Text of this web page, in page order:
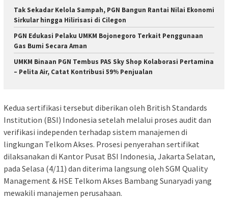
Tak Sekadar Kelola Sampah, PGN Bangun Rantai Nilai Ekonomi
Sirkular hingga Hilirisasi di Cilegon
PGN Edukasi Pelaku UMKM Bojonegoro Terkait Penggunaan
Gas Bumi Secara Aman
UMKM Binaan PGN Tembus PAS Sky Shop Kolaborasi Pertamina
– Pelita Air, Catat Kontribusi 59% Penjualan
Kedua sertifikasi tersebut diberikan oleh British Standards
Institution (BSI) Indonesia setelah melalui proses audit dan
verifikasi independen terhadap sistem manajemen di
lingkungan Telkom Akses. Prosesi penyerahan sertifikat
dilaksanakan di Kantor Pusat BSI Indonesia, Jakarta Selatan,
pada Selasa (4/11) dan diterima langsung oleh SGM Quality
Management & HSE Telkom Akses Bambang Sunaryadi yang
mewakili manajemen perusahaan.